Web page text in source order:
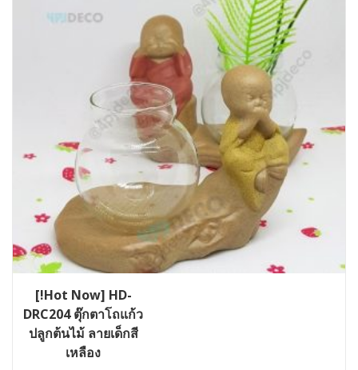
[!Hot Now] HD-
DRC204 ตุ๊กตาโถแก้ว
ปลูกต้นไม้ ลายเด็กสี
เหลือง